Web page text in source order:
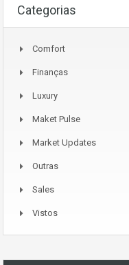
Categorias
Comfort
Finanças
Luxury
Maket Pulse
Market Updates
Outras
Sales
Vistos